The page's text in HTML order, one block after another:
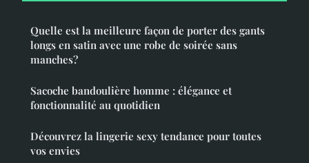
Quelle est la meilleure façon de porter des gants
longs en satin avec une robe de soirée sans
manches?
Sacoche bandoulière homme : élégance et
fonctionnalité au quotidien
Découvrez la lingerie sexy tendance pour toutes
vos envies